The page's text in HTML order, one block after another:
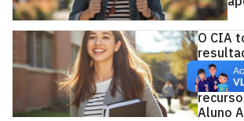
O CIA
Aluno